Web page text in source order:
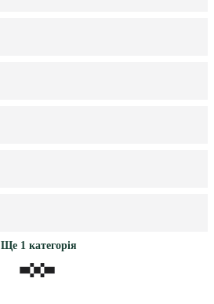
Ще 1 категорія